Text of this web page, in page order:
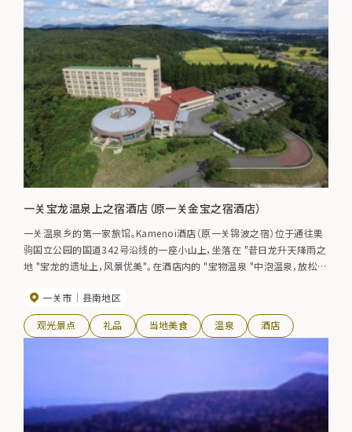
一关宝龙温泉上之宿酒店（原一关金宝之宿酒店）
一关温泉乡的第一家旅馆。Kamenoi酒店（原一关锦波之宿）位于通往栗
驹国立公园的国道342号沿线的一座小山上，坐落在 "昔日龙升天降雨之
地 "宝龙的遗址上，风景优美"。在酒店内的 "宝物温泉 "中泡温泉，放松身
浪漫情怀。在游览了奥州藤原氏遗迹或源比庆峡谷之后，宽敞的温泉也是
放松身心的好去处。红叶观赏期 10 月中旬至 11 月上旬
一关市 县南地区
观光景点 礼品 当地美食 温泉 酒店